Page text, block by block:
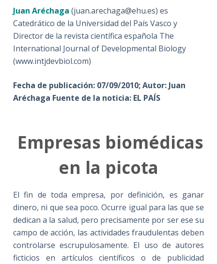
Juan Aréchaga (juan.arechaga@ehu.es) es
Catedrático de la Universidad del País Vasco y
Director de la revista científica española The
International Journal of Developmental Biology
(www.intjdevbiol.com)
Fecha de publicación: 07/09/2010; Autor: Juan
Aréchaga Fuente de la noticia: EL PAÍS
Empresas biomédicas
en la picota
El fin de toda empresa, por definición, es ganar
dinero, ni que sea poco. Ocurre igual para las que se
dedican a la salud, pero precisamente por ser ese su
campo de acción, las actividades fraudulentas deben
controlarse escrupulosamente. El uso de autores
ficticios en artículos científicos o de publicidad